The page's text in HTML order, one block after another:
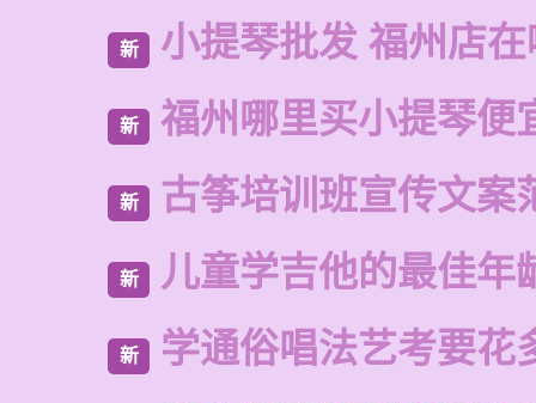
新 小提琴批发 福州店
新 福州哪里买小提琴便
新 古筝培训班宣传文案
新 儿童学吉他的最佳年
新 学通俗唱法艺考要花